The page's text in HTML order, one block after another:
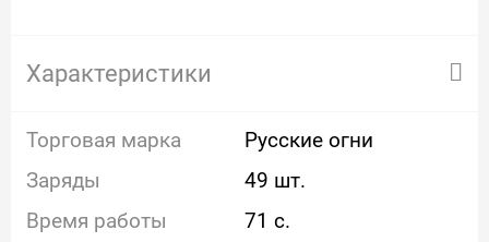
Характеристики
Торговая марка
Русские огни
Заряды
49 шт.
Время работы
71 с.